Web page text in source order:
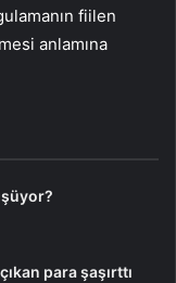
fiilen
anlamına
para şaşırttı